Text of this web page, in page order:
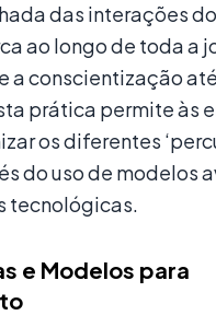
das interações
ao longo de toda a
a conscientização
prática permite às
os diferentes
do uso de modelos
tecnológicas.
e Modelos para